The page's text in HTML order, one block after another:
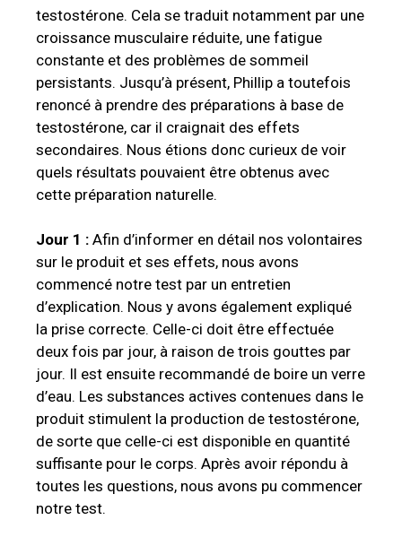
testostérone. Cela se traduit notamment par une
croissance musculaire réduite, une fatigue
constante et des problèmes de sommeil
persistants. Jusqu’à présent, Phillip a toutefois
renoncé à prendre des préparations à base de
testostérone, car il craignait des effets
secondaires. Nous étions donc curieux de voir
quels résultats pouvaient être obtenus avec
cette préparation naturelle.
Jour 1 : Afin d’informer en détail nos volontaires
sur le produit et ses effets, nous avons
commencé notre test par un entretien
d’explication. Nous y avons également expliqué
la prise correcte. Celle-ci doit être effectuée
deux fois par jour, à raison de trois gouttes par
jour. Il est ensuite recommandé de boire un verre
d’eau. Les substances actives contenues dans le
produit stimulent la production de testostérone,
de sorte que celle-ci est disponible en quantité
suffisante pour le corps. Après avoir répondu à
toutes les questions, nous avons pu commencer
notre test.